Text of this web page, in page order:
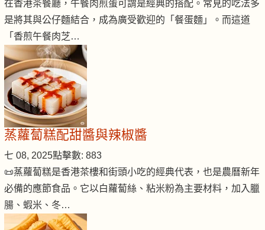
在香港茶餐廳，午餐肉煎蛋可謂是經典的搭配。常見的吃法多
是將其與公仔麵結合，成為廣受歡迎的「餐蛋麵」。而這道
「香煎午餐肉芝…
蒸蘿蔔糕配甜醬與辣椒醬
七 08, 2025點擊數: 883
📜蒸蘿蔔糕是香港茶樓和街頭小吃的經典代表，也是農曆新年
必備的應節食品。它以白蘿蔔絲、粘米粉為主要材料，加入臘
腸、蝦米、冬…